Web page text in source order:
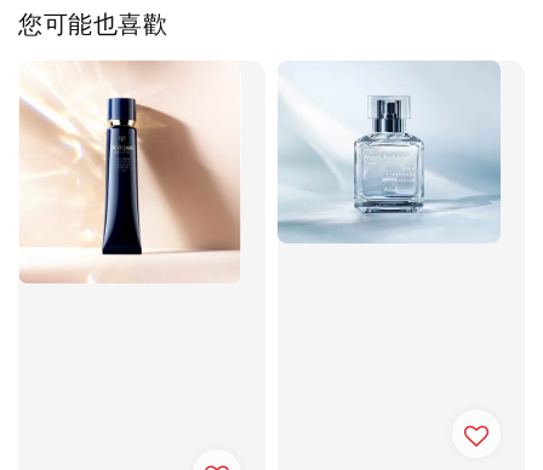
您可能也喜歡